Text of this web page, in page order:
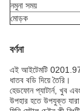
নমুনা সময়
মোড়ক
বর্ণনা
এই আইটেমটি
ধাতব বডি দিয়ে তৈরি।
হেডফোন প্যাটার্ন, খুব
উপহার হতে উপযুক্ত